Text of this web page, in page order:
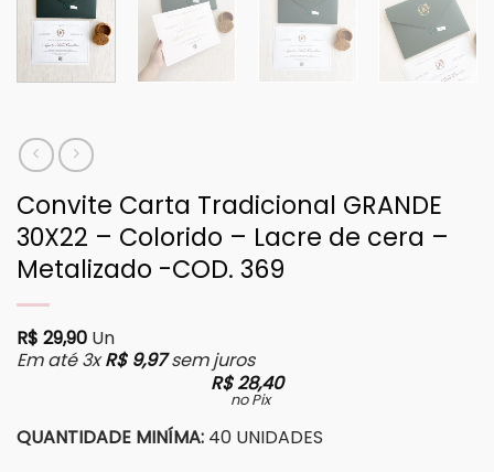
Convite Carta Tradicional GRANDE
30X22 – Colorido – Lacre de cera –
Metalizado -COD. 369
R$ 29,90 Un
Em até 3xR$9,97sem juros
R$28,40
no Pix
QUANTIDADE MINÍMA: 40 UNIDADES